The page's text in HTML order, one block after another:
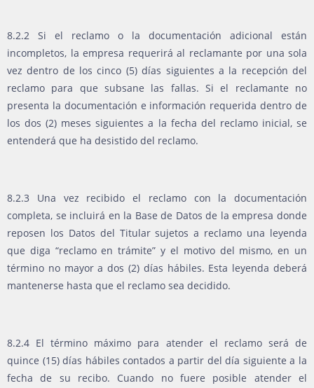
8.2.2 Si el reclamo o la documentación adicional están
incompletos, la empresa requerirá al reclamante por una sola
vez dentro de los cinco (5) días siguientes a la recepción del
reclamo para que subsane las fallas. Si el reclamante no
presenta la documentación e información requerida dentro de
los dos (2) meses siguientes a la fecha del reclamo inicial, se
entenderá que ha desistido del reclamo.
8.2.3 Una vez recibido el reclamo con la documentación
completa, se incluirá en la Base de Datos de la empresa donde
reposen los Datos del Titular sujetos a reclamo una leyenda
que diga “reclamo en trámite” y el motivo del mismo, en un
término no mayor a dos (2) días hábiles. Esta leyenda deberá
mantenerse hasta que el reclamo sea decidido.
8.2.4 El término máximo para atender el reclamo será de
quince (15) días hábiles contados a partir del día siguiente a la
fecha de su recibo. Cuando no fuere posible atender el